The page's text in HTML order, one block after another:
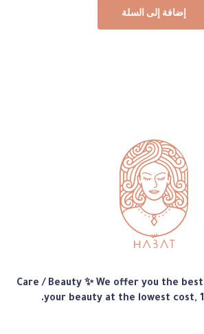
إضافة إلى السلة
Care / Beauty ✨ We offer you the
your beauty at the lowest cost,